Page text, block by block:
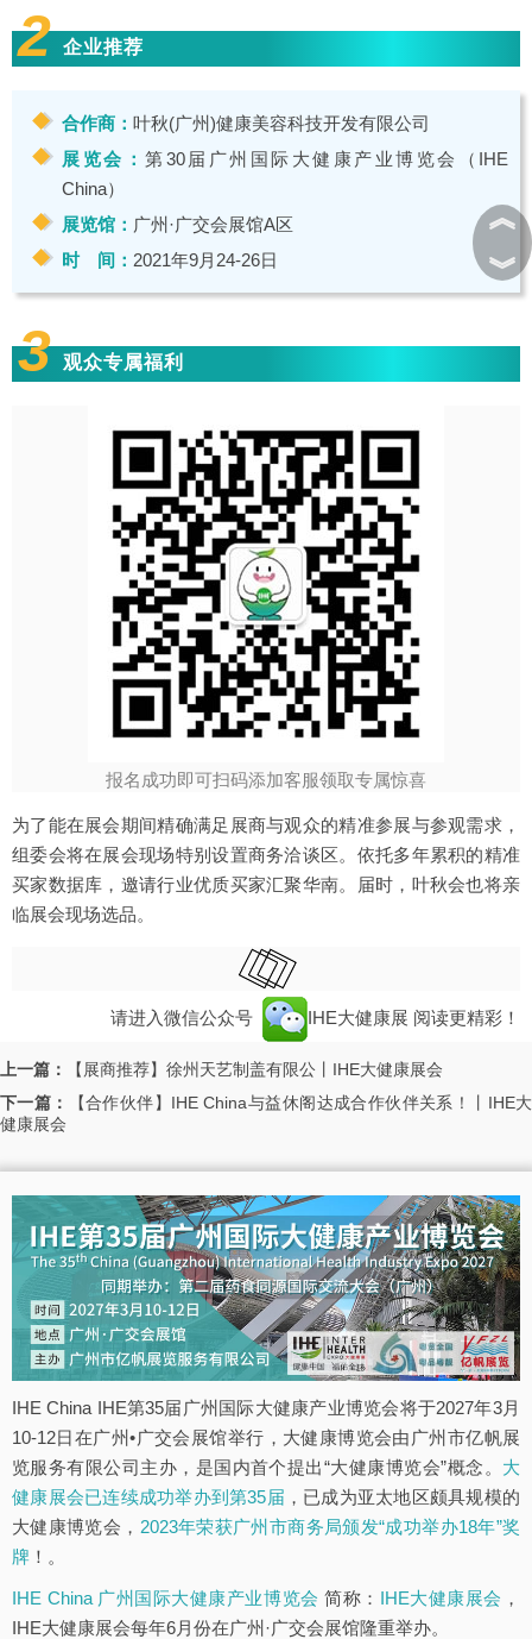
2 企业推荐
合作商： 叶秋(广州)健康美容科技开发有限公司
展览会： 第30届广州国际大健康产业博览会（IHE
China）
展览馆： 广州·广交会展馆A区
时 间： 2021年9月24-26日
3 观众专属福利
报名成功即可扫码添加客服领取专属惊喜
为了能在展会期间精确满足展商与观众的精准参展与参观需求，
组委会将在展会现场特别设置商务洽谈区。依托多年累积的精准
买家数据库，邀请行业优质买家汇聚华南。届时，叶秋会也将亲
临展会现场选品。
请进入微信公众号 IHE大健康展 阅读更精彩！
上一篇：
【展商推荐】徐州天艺制盖有限公丨IHE大健康展会
下一篇：
【合作伙伴】IHE China与益休阁达成合作伙伴关系！丨IHE大
健康展会
IHE China IHE第35届广州国际大健康产业博览会将于2027年3月
10-12日在广州•广交会展馆举行，大健康博览会由广州市亿帆展
览服务有限公司主办，是国内首个提出“大健康博览会”概念。 大
健康展会已连续成功举办到第35届 ，已成为亚太地区颇具规模的
大健康博览会， 2023年荣获广州市商务局颁发“成功举办18年”奖
牌 ！。
IHE China 广州国际大健康产业博览会 简称： IHE大健康展会 ，
IHE大健康展会每年6月份在广州·广交会展馆隆重举办。
︽
︾